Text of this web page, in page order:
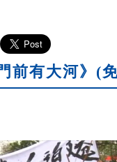
前有大河》(